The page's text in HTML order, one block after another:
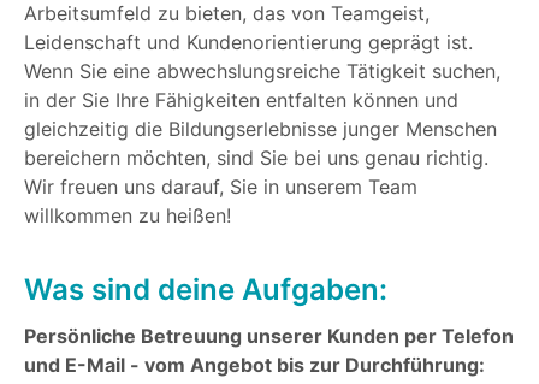
Arbeitsumfeld zu bieten, das von Teamgeist,
Leidenschaft und Kundenorientierung geprägt ist.
Wenn Sie eine abwechslungsreiche Tätigkeit suchen,
in der Sie Ihre Fähigkeiten entfalten können und
gleichzeitig die Bildungserlebnisse junger Menschen
bereichern möchten, sind Sie bei uns genau richtig.
Wir freuen uns darauf, Sie in unserem Team
willkommen zu heißen!
Was sind deine Aufgaben:
Persönliche Betreuung unserer Kunden per Telefon
und E-Mail - vom Angebot bis zur Durchführung: